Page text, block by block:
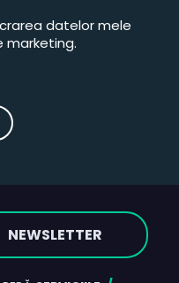
datelor mele
marketing.
NEWSLETTER